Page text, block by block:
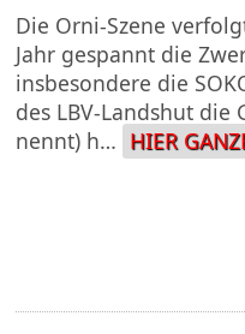
Die Orni-Szene
Jahr gespannt die
insbesondere die
des LBV-Landshut die
nennt) h… HIER